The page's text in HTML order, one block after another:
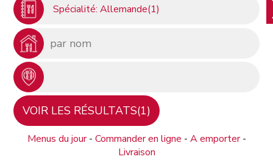
Spécialité: Allemande(1)
Menus du jour- Commander en ligne - A emporter-
Livraison